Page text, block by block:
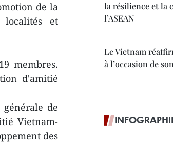
de la
et
membres.
d'amitié
générale de
Vietnam-
des
la résilience et la
l’ASEAN
Le Vietnam
à l’occasion de